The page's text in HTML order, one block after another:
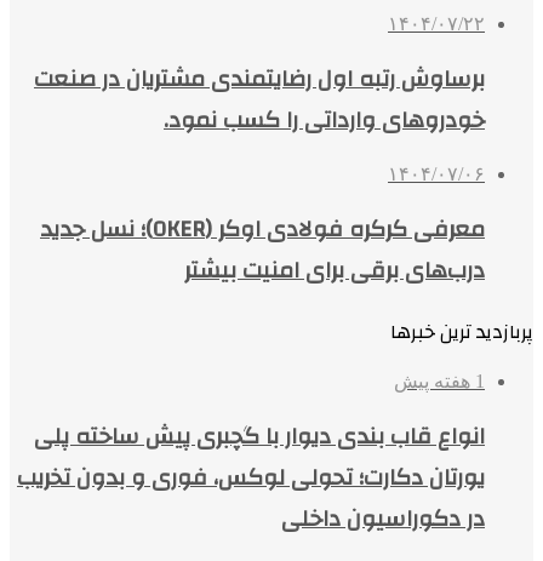
۱۴۰۴/۰۷/۲۲
برساوش رتبه اول رضایتمندی مشتریان در صنعت
خودروهای وارداتی را کسب نمود.
۱۴۰۴/۰۷/۰۶
معرفی کرکره فولادی اوکر (OKER)؛ نسل جدید
درب‌های برقی برای امنیت بیشتر
پربازدید ترین خبرها
1 هفته پیش
انواع قاب بندی دیوار با گچبری پیش ساخته پلی
یورتان دکارت؛ تحولی لوکس، فوری و بدون تخریب
در دکوراسیون داخلی